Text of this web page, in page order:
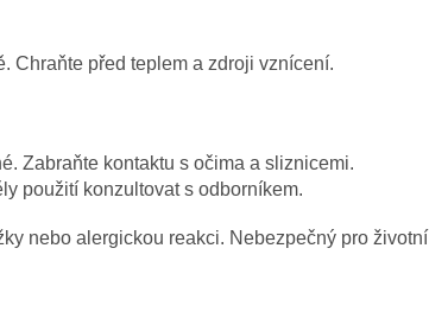
Chraňte před teplem a zdroji vznícení.
Zabraňte kontaktu s očima a sliznicemi.
použití konzultovat s odborníkem.
nebo alergickou reakci. Nebezpečný pro životní